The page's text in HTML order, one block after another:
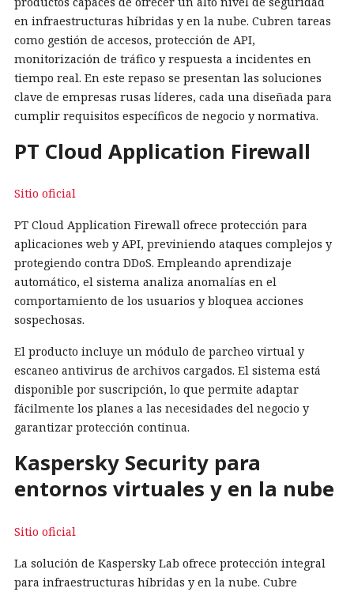
en infraestructuras híbridas y en la nube. Cubren tareas
como gestión de accesos, protección de API,
monitorización de tráfico y respuesta a incidentes en
tiempo real. En este repaso se presentan las soluciones
clave de empresas rusas líderes, cada una diseñada para
cumplir requisitos específicos de negocio y normativa.
PT Cloud Application Firewall
Sitio oficial
PT Cloud Application Firewall ofrece protección para
aplicaciones web y API, previniendo ataques complejos y
protegiendo contra DDoS. Empleando aprendizaje
automático, el sistema analiza anomalías en el
comportamiento de los usuarios y bloquea acciones
sospechosas.
El producto incluye un módulo de parcheo virtual y
escaneo antivirus de archivos cargados. El sistema está
disponible por suscripción, lo que permite adaptar
fácilmente los planes a las necesidades del negocio y
garantizar protección continua.
Kaspersky Security para
entornos virtuales y en la nube
Sitio oficial
La solución de Kaspersky Lab ofrece protección integral
para infraestructuras híbridas y en la nube. Cubre